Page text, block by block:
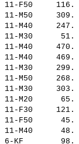
11-F50     116.
11-M50     309.
11-M40     247.
11-M30      51.
11-M40     470.
11-M40     469.
11-M30     299.
11-M50     268.
11-M30     303.
11-M20      65.
11-F30     121.
11-F50      45.
11-M40      48.
6-KF        98.